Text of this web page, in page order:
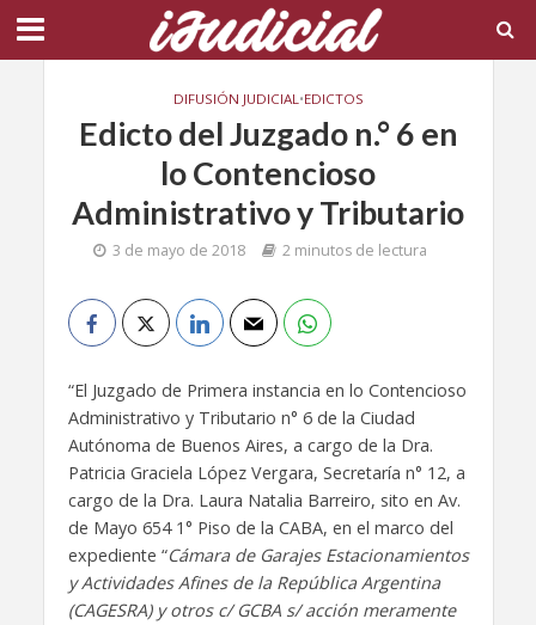
DIFUSIÓN JUDICIAL•EDICTOS
Edicto del Juzgado n.° 6 en
lo Contencioso
Administrativo y Tributario
3 de mayo de 2018 2 minutos de lectura
“El Juzgado de Primera instancia en lo Contencioso
Administrativo y Tributario n° 6 de la Ciudad
Autónoma de Buenos Aires, a cargo de la Dra.
Patricia Graciela López Vergara, Secretaría n° 12, a
cargo de la Dra. Laura Natalia Barreiro, sito en Av.
de Mayo 654 1° Piso de la CABA, en el marco del
expediente “Cámara de Garajes Estacionamientos
y Actividades Afines de la República Argentina
(CAGESRA) y otros c/ GCBA s/ acción meramente